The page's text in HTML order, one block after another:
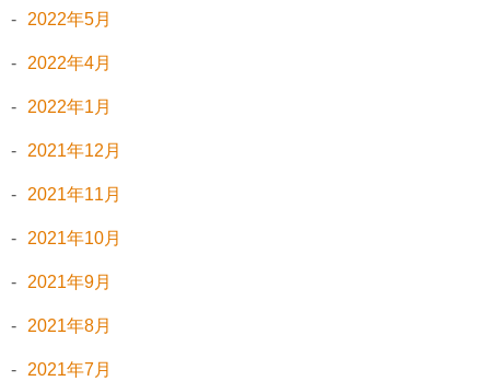
2022年5月
2022年4月
2022年1月
2021年12月
2021年11月
2021年10月
2021年9月
2021年8月
2021年7月